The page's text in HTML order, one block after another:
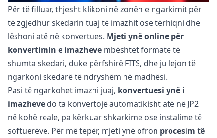
Për të filluar, thjesht klikoni në zonën e ngarkimit për
të zgjedhur skedarin tuaj të imazhit ose tërhiqni dhe
lëshoni atë në konvertues. Mjeti ynë online për
konvertimin e imazheve mbështet formate të
shumta skedari, duke përfshirë FITS, dhe ju lejon të
ngarkoni skedarë të ndryshëm në madhësi.
Pasi të ngarkohet imazhi juaj, konvertuesi ynë i
imazheve do ta konvertojë automatikisht atë në JP2
në kohë reale, pa kërkuar shkarkime ose instalime të
softuerëve. Për më tepër, mjeti ynë ofron procesim të